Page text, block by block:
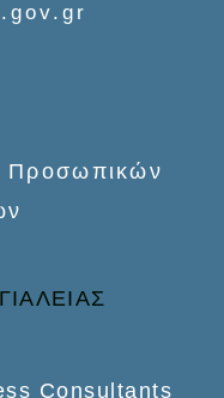
Προσωπικών
Consultants